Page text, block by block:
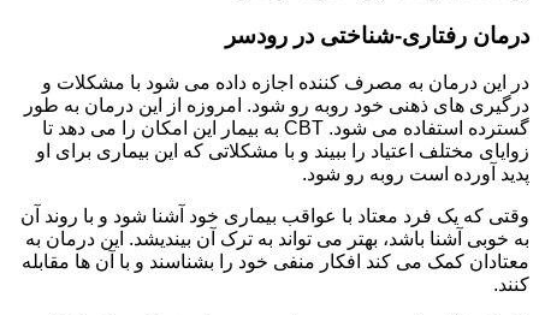
درمان رفتاری-شناختی در رودسر
در این درمان به مصرف کننده اجازه داده می شود با مشکلات و
درگیری های ذهنی خود روبه رو شود. امروزه از این درمان به طور
گسترده استفاده می شود. CBT به بیمار این امکان را می دهد تا
زوایای مختلف اعتیاد را ببیند و با مشکلاتی که این بیماری برای او
پدید آورده است روبه رو شود.
وقتی که یک فرد معتاد با عواقب بیماری خود آشنا شود و با روند آن
به خوبی آشنا باشد، بهتر می تواند به ترک آن بیندیشد. این درمان به
معتادان کمک می کند افکار منفی خود را بشناسند و با آن ها مقابله
کنند.